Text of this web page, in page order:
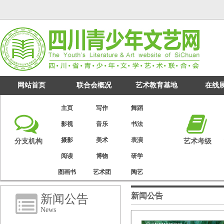
网站首页 联合会概况 艺术教育基地 在线
分支机构
主页 写作 舞蹈
影视 音乐 书法
摄影 美术 表演
阅读 博物 研学
图画书 艺术团 陶艺
艺术考级
新闻公告
News
新闻公告